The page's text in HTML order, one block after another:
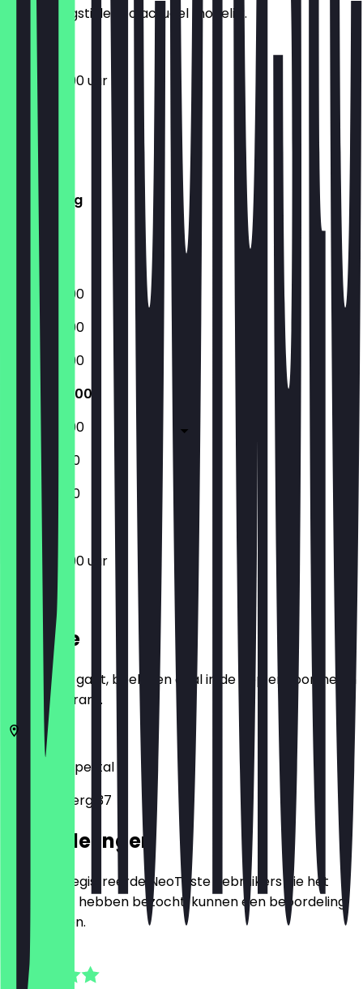
de openingstijden zo actueel mogelijk.
12:00 - 20:00 uur
Maandag
Dinsdag
Woensdag
Donderdag
Vrijdag
Zaterdag
Zondag
12:00 - 20:00
12:00 - 20:00
12:00 - 20:00
12:00 - 20:00
12:00 - 20:00
12:00 - 19:00
12:00 - 19:00
12:00 - 20:00 uur
Locatie
Voordat je gaat, boek een deal in de app en toon het in
het restaurant.
Wuppertal
Döppersberg 37
Beoordelingen
Alleen geregistreerde NeoTaste gebruikers die het
restaurant hebben bezocht, kunnen een beoordeling
achterlaten.